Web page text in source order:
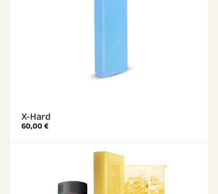
X-Hard
60,00 €